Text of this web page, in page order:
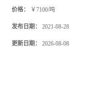
价格： ￥7100/吨
发布日期： 2021-08-28
更新日期： 2026-08-08